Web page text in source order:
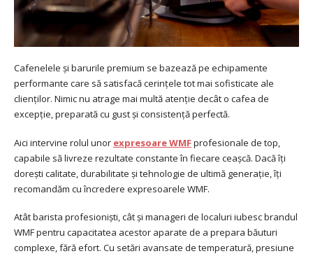
Cafenelele și barurile premium se bazează pe echipamente
performante care să satisfacă cerințele tot mai sofisticate ale
clienților. Nimic nu atrage mai multă atenție decât o cafea de
excepție, preparată cu gust și consistență perfectă.
Aici intervine rolul unor expresoare WMFprofesionale de top,
capabile să livreze rezultate constante în fiecare ceașcă. Dacă îți
dorești calitate, durabilitate și tehnologie de ultimă generație, îți
recomandăm cu încredere expresoarele WMF.
Atât barista profesioniști, cât și manageri de localuri iubesc brandul
WMF pentru capacitatea acestor aparate de a prepara băuturi
complexe, fără efort. Cu setări avansate de temperatură, presiune